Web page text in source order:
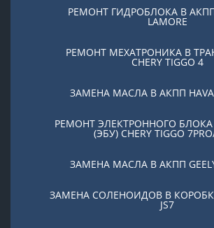
РЕМОНТ ГИДРОБЛОКА В АКПП
LAMORE
РЕМОНТ МЕХАТРОНИКА В
CHERY TIGGO 4
ЗАМЕНА МАСЛА В АКПП
РЕМОНТ ЭЛЕКТРОННОГО
(ЭБУ) CHERY TIGGO
ЗАМЕНА МАСЛА В АКПП GEELY
ЗАМЕНА СОЛЕНОИДОВ В
JS7